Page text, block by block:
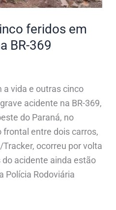
feridos em
BR-369
a vida e outras cinco
acidente na BR-369,
do Paraná, no
frontal entre dois carros,
ocorreu por volta
acidente ainda estão
Polícia Rodoviária